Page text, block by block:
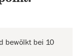
bewölkt bei 10